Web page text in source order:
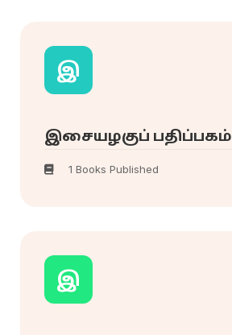
இ
இசையழகுப் பதிப்பகம்
1 Books Published
இ